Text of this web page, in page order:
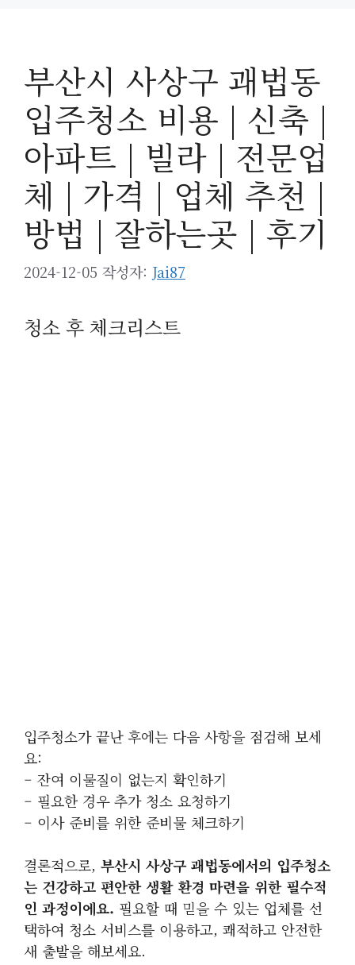
부산시 사상구 괘법동
입주청소 비용 | 신축 |
아파트 | 빌라 | 전문업
체 | 가격 | 업체 추천 |
방법 | 잘하는곳 | 후기
2024-12-05 작성자: Jai87
청소 후 체크리스트
입주청소가 끝난 후에는 다음 사항을 점검해 보세
요:
– 잔여 이물질이 없는지 확인하기
– 필요한 경우 추가 청소 요청하기
– 이사 준비를 위한 준비물 체크하기
결론적으로, 부산시 사상구 괘법동에서의 입주청소
는 건강하고 편안한 생활 환경 마련을 위한 필수적
인 과정이에요. 필요할 때 믿을 수 있는 업체를 선
택하여 청소 서비스를 이용하고, 쾌적하고 안전한
새 출발을 해보세요.